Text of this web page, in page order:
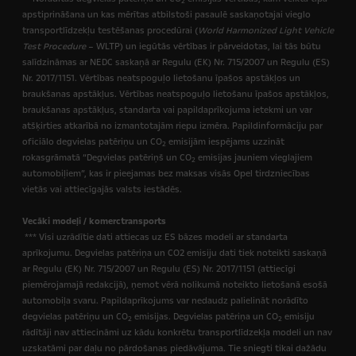
apstiprināšana un kas mērītas atbilstoši pasaulē saskaņotajai vieglo
transportlīdzekļu testēšanas procedūrai (World Harmonized Light Vehicle
Test Procedure– WLTP) un iegūtās vērtības ir pārveidotas, lai tās būtu
salīdzināmas ar NEDC saskaņā ar Regulu (EK) Nr. 715/2007 un Regulu (ES)
Nr. 2017/1151. Vērtības neatspoguļo lietošanu īpašos apstākļos un
braukšanas apstākļus. Vērtības neatspoguļo lietošanu īpašos apstākļos,
braukšanas apstākļus, standarta vai papildaprīkojuma ietekmi un var
atšķirties atkarībā no izmantotajām riepu izmēra. Papildinformāciju par
oficiālo degvielas patēriņu un CO2 emisijām iespējams uzzināt
rokasgrāmatā “Degvielas patēriņš un CO2 emisijas jauniem vieglajiem
automobiļiem”, kas ir pieejamas bez maksas visās Opel tirdzniecības
vietās vai attiecīgajās valsts iestādēs.
Vecāki modeļi / komerctransports
*** Visi uzrādītie dati attiecas uz ES bāzes modeli ar standarta
aprīkojumu. Degvielas patēriņa un CO2 emisiju dati tiek noteikti saskaņā
ar Regulu (EK) Nr. 715/2007 un Regulu (ES) Nr. 2017/1151 (attiecīgi
piemērojamajā redakcijā), ņemot vērā nolikumā noteikto lietošanā esošā
automobiļa svaru. Papildaprīkojums var nedaudz palielināt norādīto
degvielas patēriņu un CO2 emisijas. Degvielas patēriņa un CO2 emisiju
rādītāji nav attiecināmi uz kādu konkrētu transportlīdzekļa modeli un nav
uzskatāmi par daļu no pārdošanas piedāvājuma. Tie sniegti tikai dažādu